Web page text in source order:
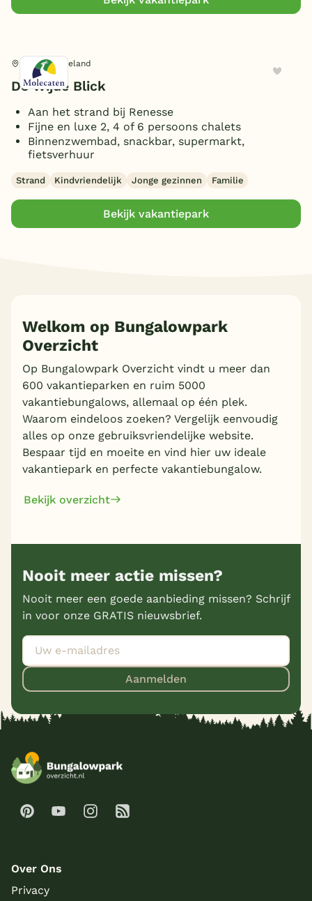
Toonmeer filters (2)
3 slaapkamers(3)
5 slaapkamers
Toonmeer filters (1)
Oplaadpunt E-bike
Parkeren bij bungalow
Huisdieren toegestaan(3)
Renesse, Zeeland
De Wijde Blick
Aan het strand bij Renesse
Fijne en luxe 2, 4 of 6 persoons chalets
Binnenzwembad, snackbar, supermarkt,
fietsverhuur
Strand Kindvriendelijk Jonge gezinnen Familie
Bekijk vakantiepark
Welkom op Bungalowpark
Overzicht
Op Bungalowpark Overzicht vindt u meer dan
600 vakantieparken en ruim 5000
vakantiebungalows, allemaal op één plek.
Waarom eindeloos zoeken? Vergelijk eenvoudig
alles op onze gebruiksvriendelijke website.
Bespaar tijd en moeite en vind hier uw ideale
vakantiepark en perfecte vakantiebungalow.
Bekijk overzicht
Nooit meer actie missen?
Nooit meer een goede aanbieding missen? Schrijf
in voor onze GRATIS nieuwsbrief.
Aanmelden
Over Ons
Privacy